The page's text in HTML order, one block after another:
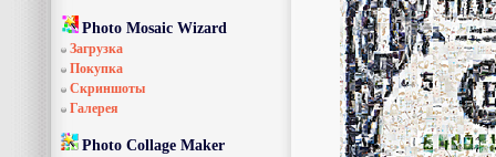
Photo Mosaic Wizard
Загрузка
Покупка
Скриншоты
Галерея
Photo Collage Maker